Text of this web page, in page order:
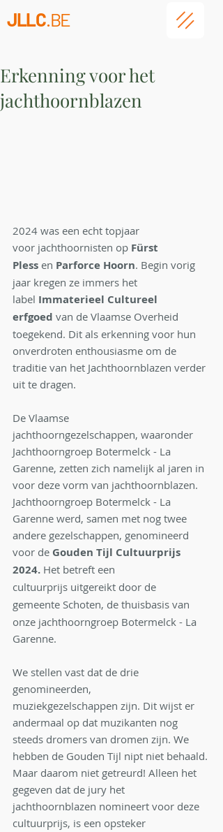
JLLC.BE
Erkenning voor het
jachthoornblazen
2024 was een echt topjaar
voor jachthoornisten op Fürst
Pless en Parforce Hoorn. Begin vorig
jaar kregen ze immers het
label Immaterieel Cultureel
erfgoed van de Vlaamse Overheid
toegekend. Dit als erkenning voor hun
onverdroten enthousiasme om de
traditie van het Jachthoornblazen verder
uit te dragen.
De Vlaamse
jachthoorngezelschappen, waaronder
Jachthoorngroep Botermelck - La
Garenne, zetten zich namelijk al jaren in
voor deze vorm van jachthoornblazen.
Jachthoorngroep Botermelck - La
Garenne werd, samen met nog twee
andere gezelschappen, genomineerd
voor de Gouden Tijl Cultuurprijs
2024. Het betreft een
cultuurprijs uitgereikt door de
gemeente Schoten, de thuisbasis van
onze jachthoorngroep Botermelck - La
Garenne.
We stellen vast dat de drie
genomineerden,
muziekgezelschappen zijn. Dit wijst er
andermaal op dat muzikanten nog
steeds dromers van dromen zijn. We
hebben de Gouden Tijl nipt niet behaald.
Maar daarom niet getreurd! Alleen het
gegeven dat de jury het
jachthoornblazen nomineert voor deze
cultuurprijs, is een opsteker